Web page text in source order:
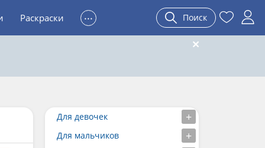
Раскраски ... Поиск
Для девочек
Для мальчиков